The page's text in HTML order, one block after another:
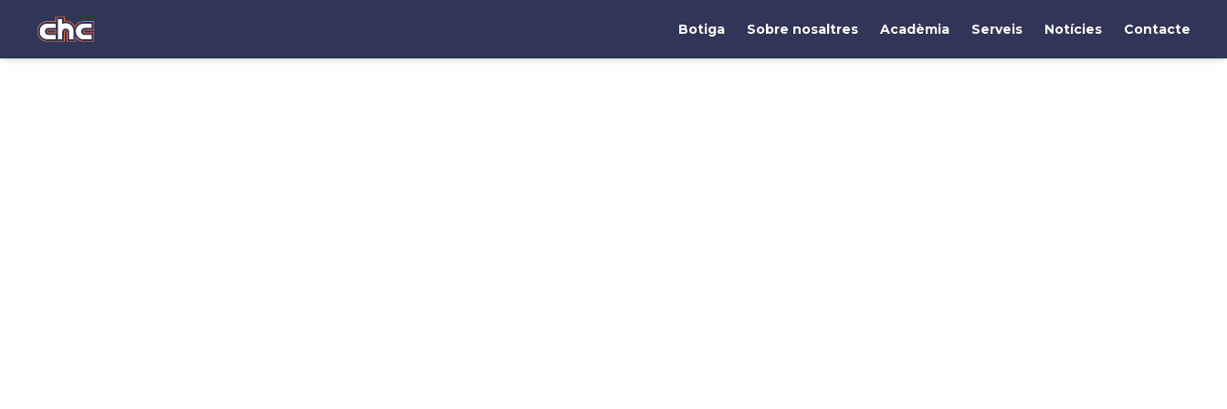
Botiga Sobre nosaltres Acadèmia Serveis Notícies Contacte